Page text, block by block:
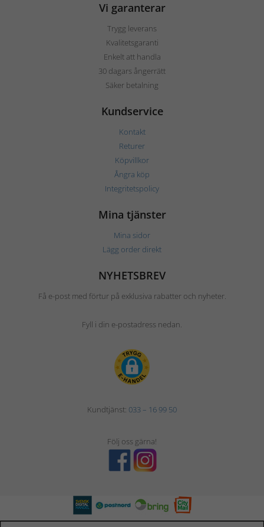
Vi garanterar
Trygg leverans
Kvalitetsgaranti
Enkelt att handla
30 dagars ångerrätt
Säker betalning
Kundservice
Kontakt
Returer
Köpvillkor
Ångra köp
Integritetspolicy
Mina tjänster
Mina sidor
Lägg order direkt
NYHETSBREV
Få e-post med förtur på exklusiva rabatter och nyheter.
Fyll i din e-postadress nedan.
Kundtjänst: 033 – 16 99 50
Följ oss gärna!